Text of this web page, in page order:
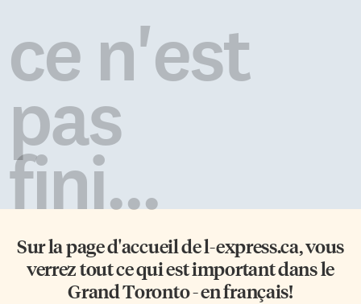
ce n'est
pas
fini...
Sur la page d'accueil del-express.ca, vous
verrez tout ce qui est important dans le
Grand Toronto - en français!